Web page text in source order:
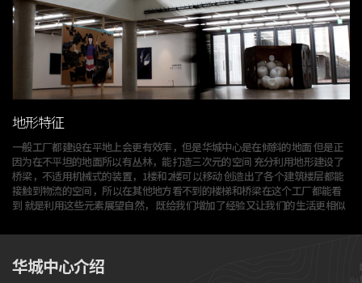
地形特征
一般工厂都建设在平地上会更有效率，但是华城中心是在倾斜的地面但是正
因为在不平坦的地面所以有丛林，能打造三次元的空间 充分利用地形建设了
桥梁，不适用机械式的装置，1楼和2楼可以移动创造出了各个建筑楼层都能
接触到物流的空间，所以在其他地方看不到的楼梯和桥梁在这个工厂都能看
到 就是利用这些元素展望自然， 既给我们增加了经验又让我们的生活更相似
华城中心介绍